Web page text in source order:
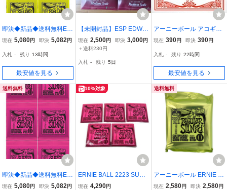
即決◆新品◆送料無料ER
NIE BALL 2221×6(REGU
便
現在 5,080円 即決 5,082 円
入札 - 残り 13時間
最安値を見る
【未開封品】ESP EDWA
RDS エドワーズ エレキベ
ース弦 Medium Scale 3個
現在 2,500円 即決 3,000円
＋送料230円
入札 - 残り 5日
アーニーボール アコギ弦
/ エレキギター弦 バラ 1本
STEEL ギター 弦 バラ売
り ERNIE BALL
現在 390円 即決 390円
入札 - 残り 22時間
最安値を見る
送料無料
即決◆新品◆送料無料ER
NIE BALL 2223×6(SUPE
現在 5,080円 即決 5,082円
10%対象
ERNIE BALL 2223 SUPE
R SLINKY エレキギター
現在 4,290円
送料無料
アーニーボール ERNIE B
ALL 3221 Regular Slinky
現在 2,580円 即決 2,580円